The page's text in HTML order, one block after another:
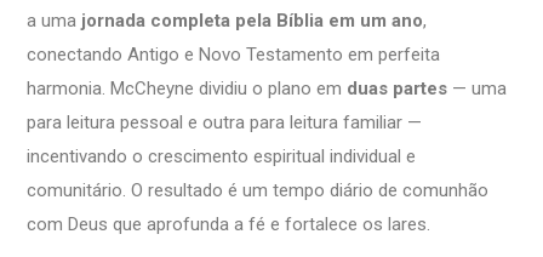
a uma jornada completa pela Bíblia em um ano,
conectando Antigo e Novo Testamento em perfeita
harmonia. McCheyne dividiu o plano em duas partes — uma
para leitura pessoal e outra para leitura familiar —
incentivando o crescimento espiritual individual e
comunitário. O resultado é um tempo diário de comunhão
com Deus que aprofunda a fé e fortalece os lares.